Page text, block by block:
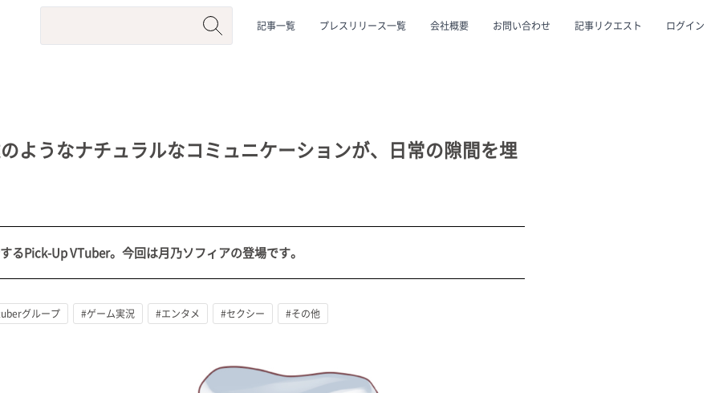
記事一覧 プレスリリース一覧 会社概要 お問い合わせ 記事リクエスト ログイン
#動物系 #企業公式 #個人勢 #Vtuberグループ
ようなナチュラルなコミュニケーションが、日常の隙間を埋
るPick-Up VTuber。今回は月乃ソフィアの登場です。
グループ #ゲーム実況 #エンタメ #セクシー #その他